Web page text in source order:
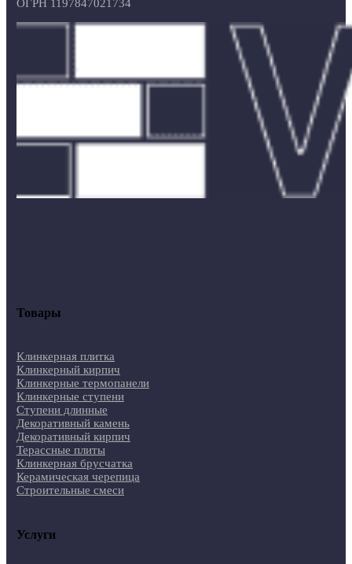
ОГРН 1197847021734
Товары
Клинкерная плитка
Клинкерный кирпич
Клинкерные термопанели
Клинкерные ступени
Ступени длинные
Декоративный камень
Декоративный кирпич
Терассные плиты
Клинкерная брусчатка
Керамическая черепица
Строительные смеси
Услуги